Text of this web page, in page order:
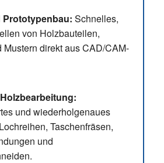
Prototypenbau: Schnelles,
von Holzbauteilen,
Mustern direkt aus CAD/CAM-
und wiederholgenaues
Taschenfräsen,
und